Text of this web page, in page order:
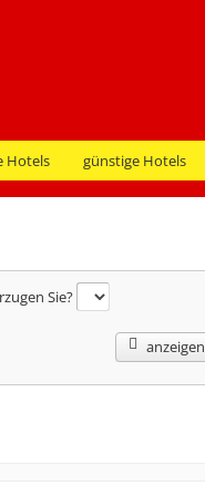
Hotels günstige Hotels
Sie?
anzeigen